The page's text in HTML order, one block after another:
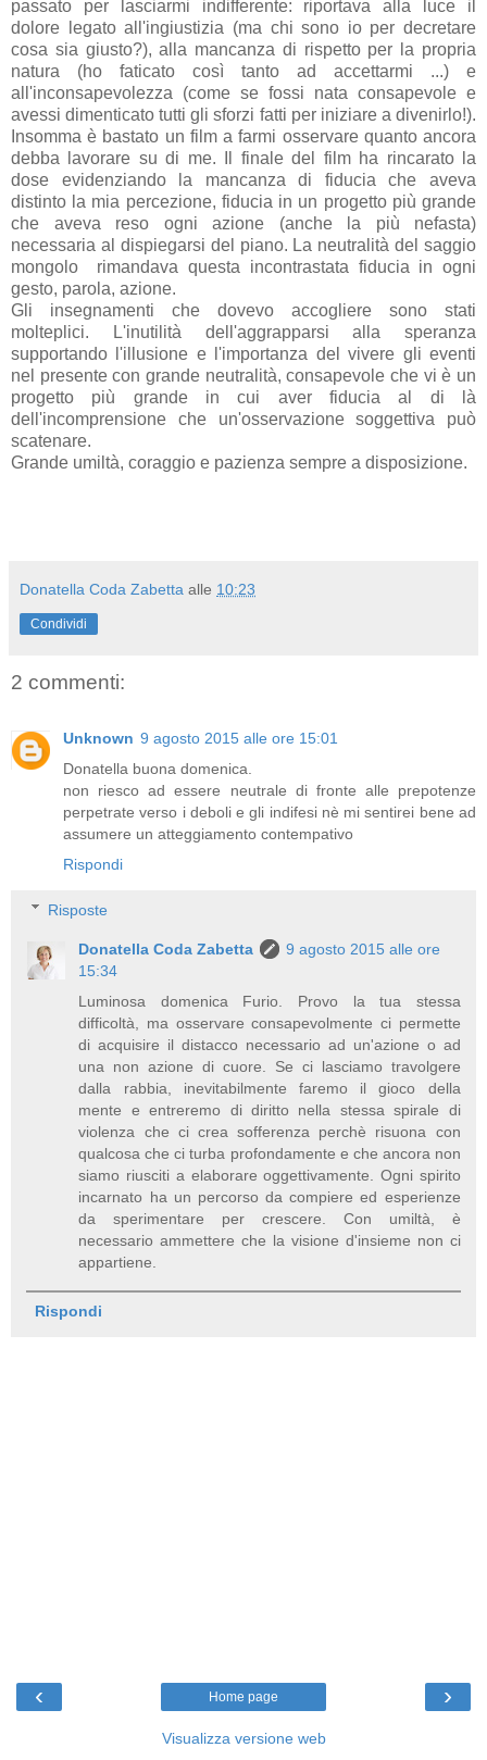
passato per lasciarmi indifferente: riportava alla luce il
dolore legato all'ingiustizia (ma chi sono io per decretare
cosa sia giusto?), alla mancanza di rispetto per la propria
natura (ho faticato così tanto ad accettarmi ...) e
all'inconsapevolezza (come se fossi nata consapevole e
avessi dimenticato tutti gli sforzi fatti per iniziare a divenirlo!).
Insomma è bastato un film a farmi osservare quanto ancora
debba lavorare su di me. Il finale del film ha rincarato la
dose evidenziando la mancanza di fiducia che aveva
distinto la mia percezione, fiducia in un progetto più grande
che aveva reso ogni azione (anche la più nefasta)
necessaria al dispiegarsi del piano. La neutralità del saggio
mongolo rimandava questa incontrastata fiducia in ogni
gesto, parola, azione.
Gli insegnamenti che dovevo accogliere sono stati
molteplici. L'inutilità dell'aggrapparsi alla speranza
supportando l'illusione e l'importanza del vivere gli eventi
nel presente con grande neutralità, consapevole che vi è un
progetto più grande in cui aver fiducia al di là
dell'incomprensione che un'osservazione soggettiva può
scatenare.
Grande umiltà, coraggio e pazienza sempre a disposizione.
Donatella Coda Zabetta alle 10:23
Condividi
2 commenti:
Unknown 9 agosto 2015 alle ore 15:01
Donatella buona domenica.
non riesco ad essere neutrale di fronte alle prepotenze
perpetrate verso i deboli e gli indifesi nè mi sentirei bene ad
assumere un atteggiamento contempativo
Rispondi
Risposte
Donatella Coda Zabetta
9 agosto 2015 alle ore
15:34
Luminosa domenica Furio. Provo la tua stessa
difficoltà, ma osservare consapevolmente ci permette
di acquisire il distacco necessario ad un'azione o ad
una non azione di cuore. Se ci lasciamo travolgere
dalla rabbia, inevitabilmente faremo il gioco della
mente e entreremo di diritto nella stessa spirale di
violenza che ci crea sofferenza perchè risuona con
qualcosa che ci turba profondamente e che ancora non
siamo riusciti a elaborare oggettivamente. Ogni spirito
incarnato ha un percorso da compiere ed esperienze
da sperimentare per crescere. Con umiltà, è
necessario ammettere che la visione d'insieme non ci
appartiene.
Rispondi
‹ ›
Home page
Visualizza versione web